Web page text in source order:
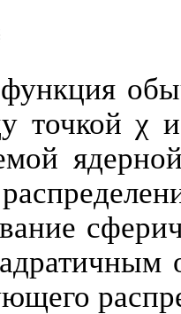
точкой χ